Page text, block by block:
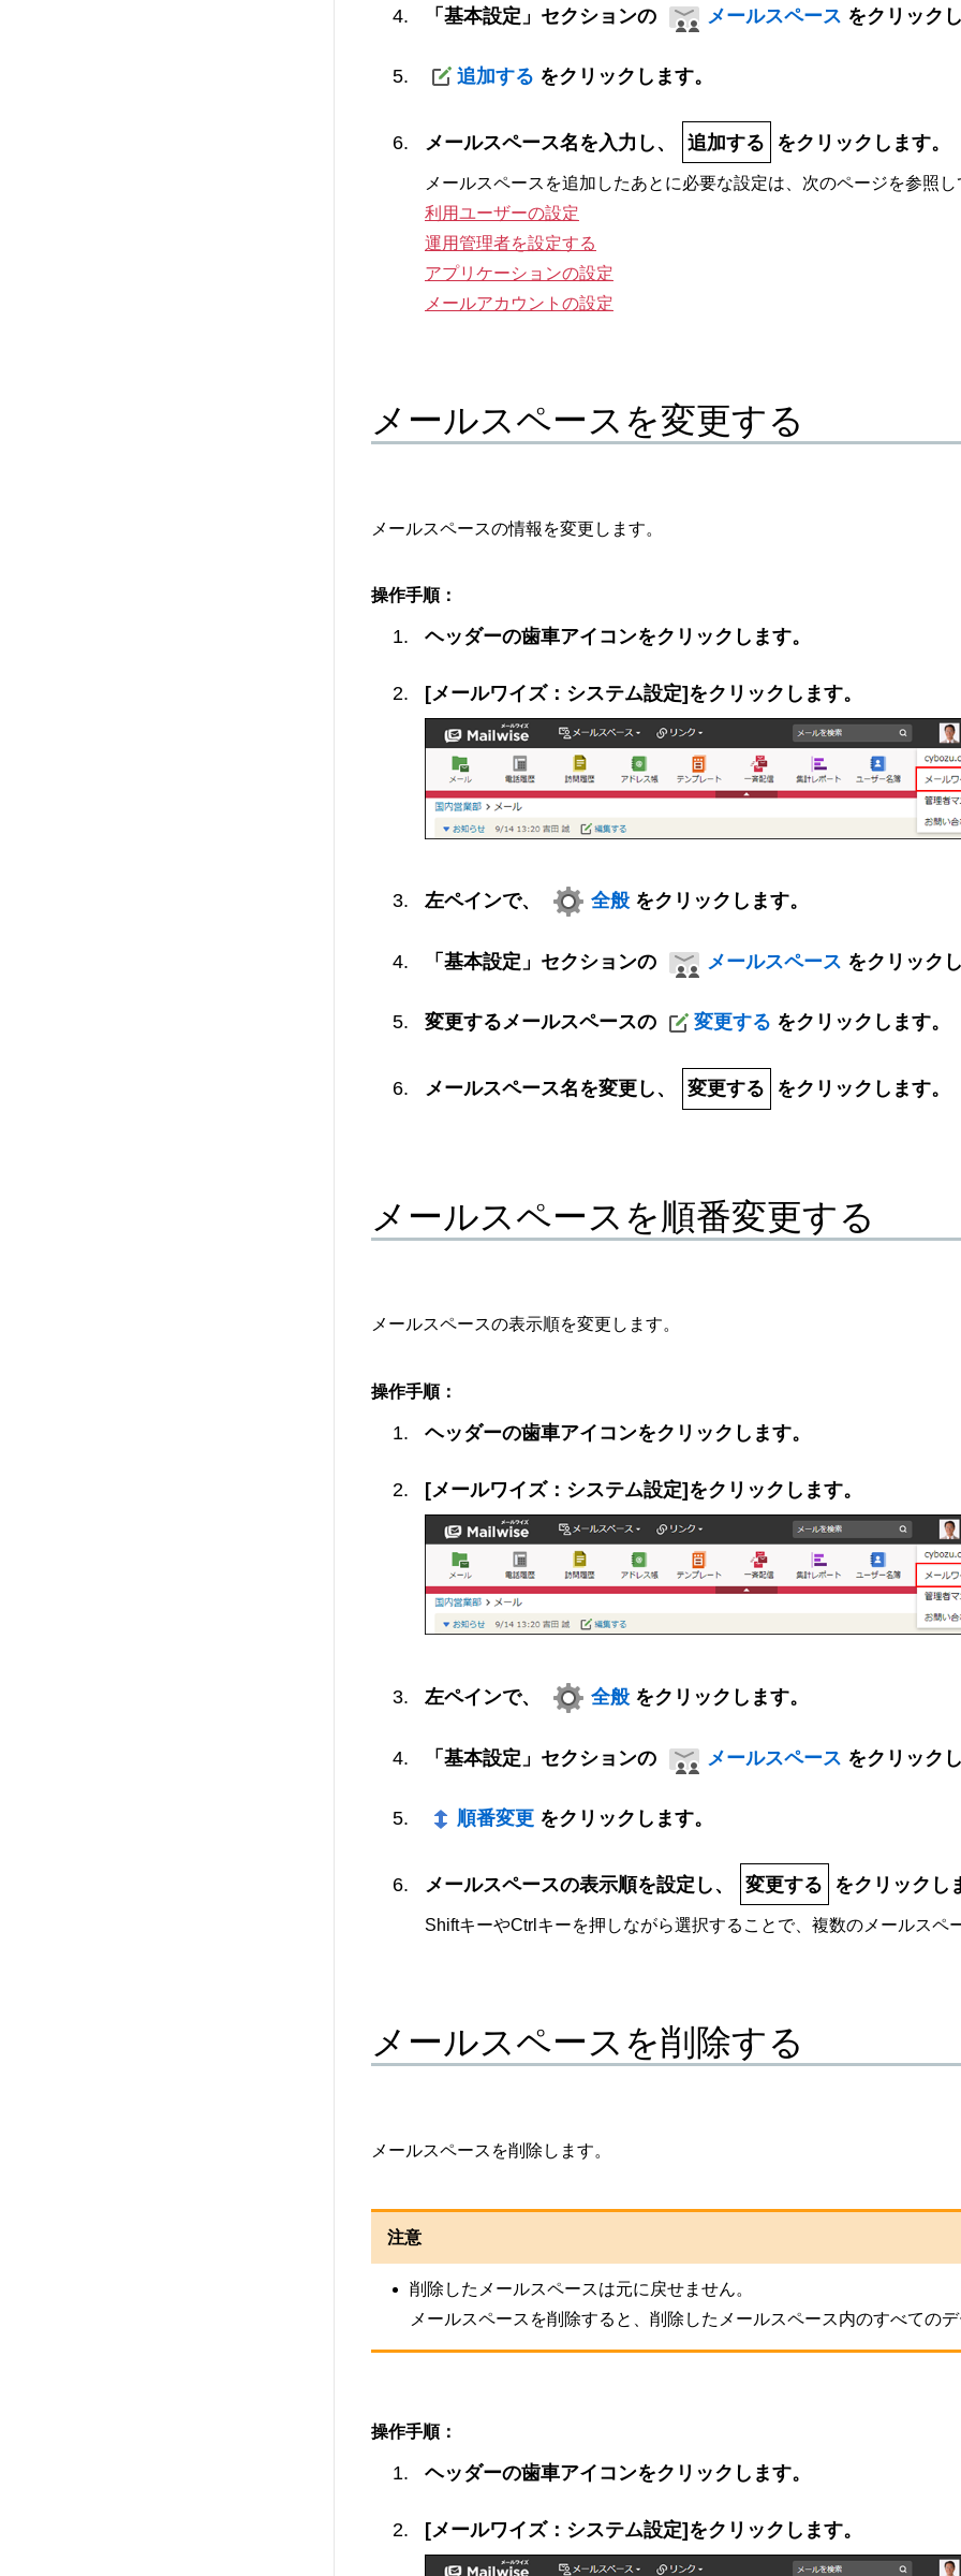
「基本設定」セクションの メールスペース をクリック
追加する をクリックします。
メールスペース名を入力し、 追加する をクリックします。
メールスペースを追加したあとに必要な設定は、次のページを参照
利用ユーザーの設定
運用管理者を設定する
アプリケーションの設定
メールアカウントの設定
メールスペースを変更する
メールスペースの情報を変更します。
操作手順：
ヘッダーの歯車アイコンをクリックします。
[メールワイズ：システム設定]をクリックします。
左ペインで、 全般 をクリックします。
「基本設定」セクションの メールスペース をクリック
変更するメールスペースの 変更する をクリックします。
メールスペース名を変更し、 変更する をクリックします。
メールスペースを順番変更する
メールスペースの表示順を変更します。
操作手順：
ヘッダーの歯車アイコンをクリックします。
[メールワイズ：システム設定]をクリックします。
左ペインで、 全般 をクリックします。
「基本設定」セクションの メールスペース をクリック
順番変更 をクリックします。
メールスペースの表示順を設定し、 変更する をクリックし
ShiftキーやCtrlキーを押しながら選択することで、複数のメールスペ
メールスペースを削除する
メールスペースを削除します。
注意
削除したメールスペースは元に戻せません。
メールスペースを削除すると、削除したメールスペース内のすべての
操作手順：
ヘッダーの歯車アイコンをクリックします。
[メールワイズ：システム設定]をクリックします。